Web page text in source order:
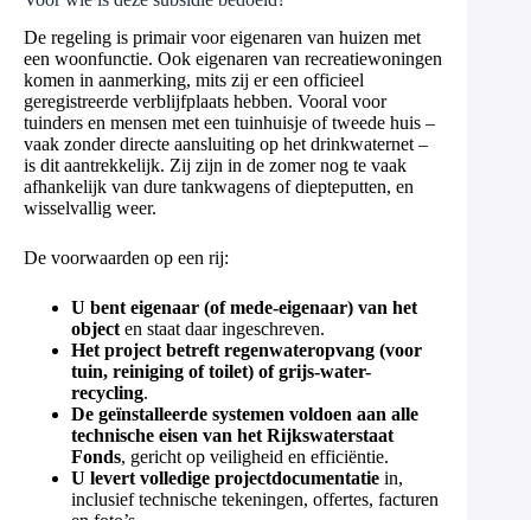
De regeling is primair voor eigenaren van huizen met
een woonfunctie. Ook eigenaren van recreatiewoningen
komen in aanmerking, mits zij er een officieel
geregistreerde verblijfplaats hebben. Vooral voor
tuinders en mensen met een tuinhuisje of tweede huis –
vaak zonder directe aansluiting op het drinkwaternet –
is dit aantrekkelijk. Zij zijn in de zomer nog te vaak
afhankelijk van dure tankwagens of diepteputten, en
wisselvallig weer.
De voorwaarden op een rij:
U bent eigenaar (of mede-eigenaar) van het
object en staat daar ingeschreven.
Het project betreft regenwateropvang (voor
tuin, reiniging of toilet) of grijs-water-
recycling.
De geïnstalleerde systemen voldoen aan alle
technische eisen van het Rijkswaterstaat
Fonds, gericht op veiligheid en efficiëntie.
U levert volledige projectdocumentatie in,
inclusief technische tekeningen, offertes, facturen